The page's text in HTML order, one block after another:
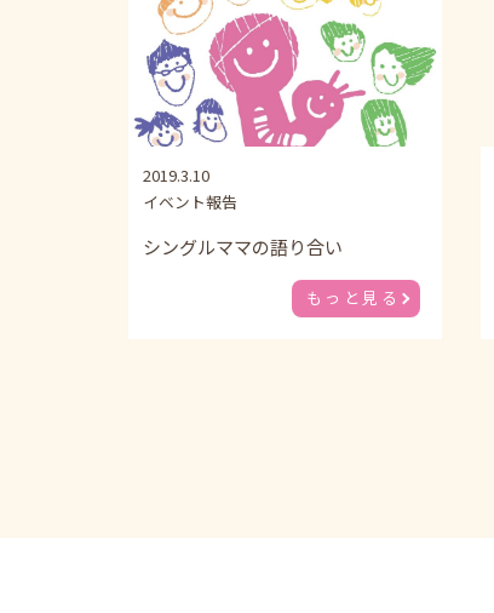
2019.3.10
イベント報告
シングルママの語り合い
もっと見る